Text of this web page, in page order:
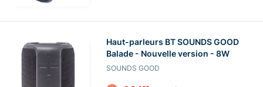
Haut-parleurs BT SOUNDS GOOD
Balade - Nouvelle version - 8W
SOUNDS GOOD